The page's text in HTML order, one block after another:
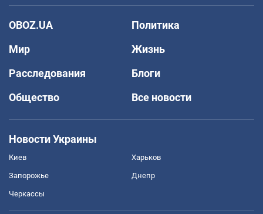
OBOZ.UA
Политика
Мир
Жизнь
Расследования
Блоги
Общество
Все новости
Новости Украины
Киев Харьков
Запорожье Днепр
Черкассы